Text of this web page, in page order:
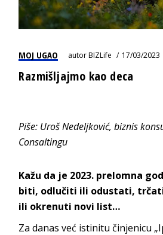
MOJ UGAO autorBIZLife 17/03/2023
Razmišljajmo kao deca
Piše: Uroš Nedeljković,biznis ko
Consaltingu
Kažu da je 2023. prelomna
biti, odlučiti ili odustati,
ili okrenuti novi list…
Za danas već istinitu činjenicu